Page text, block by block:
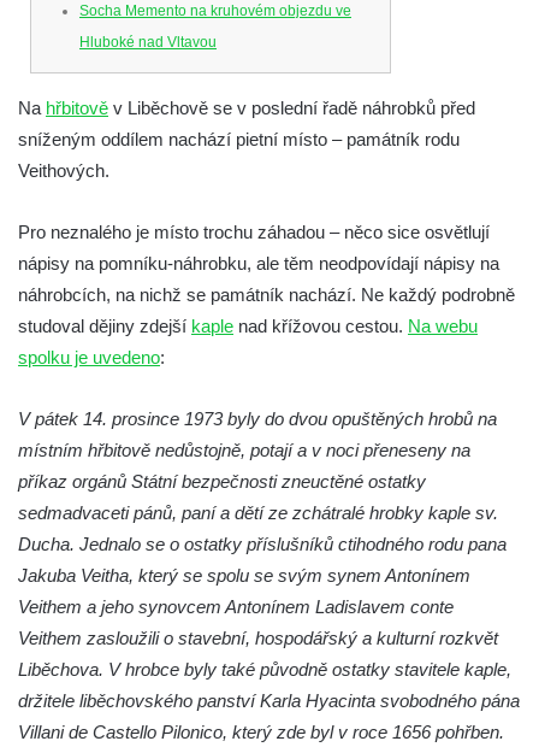
Socha Memento na kruhovém objezdu ve
Hluboké nad Vltavou
Socha Chalikotérium v ZOO Hluboká
Socha Smilodon v ZOO Hluboká
Socha Veledaněk v ZOO Hluboká
Socha Plejtvák obrovský v ZOO Hluboká
Socha Medvěd jeskynní v ZOO Hluboká
Socha Mamutí lebka v ZOO Hluboká
Socha Mamut srstnatý v ZOO Hluboká
Socha Vydry si hrají v ZOO Hluboká
Socha Přátelství v ZOO Hluboká
Socha Matka příroda v ZOO Hluboká
Socha Lišky v ZOO Hluboká
Socha Vlčice s mládětem v ZOO Hluboká
Socha Rys číhající na srnu v ZOO Hluboká
Socha Orlice v ZOO Hluboká
Socha Tygr v ZOO Hluboká
Na hřbitově v Liběchově se v poslední řadě náhrobků před
sníženým oddílem nachází pietní místo – památník rodu
Veithových.
Pro neznalého je místo trochu záhadou – něco sice osvětlují
nápisy na pomníku-náhrobku, ale těm neodpovídají nápisy na
náhrobcích, na nichž se památník nachází. Ne každý podrobně
studoval dějiny zdejší kaple nad křížovou cestou. Na webu
spolku je uvedeno:
V pátek 14. prosince 1973 byly do dvou opuštěných hrobů na
místním hřbitově nedůstojně, potají a v noci přeneseny na
příkaz orgánů Státní bezpečnosti zneuctěné ostatky
sedmadvaceti pánů, paní a dětí ze zchátralé hrobky kaple sv.
Ducha. Jednalo se o ostatky příslušníků ctihodného rodu pana
Jakuba Veitha, který se spolu se svým synem Antonínem
Veithem a jeho synovcem Antonínem Ladislavem conte
Veithem zasloužili o stavební, hospodářský a kulturní rozkvět
Liběchova. V hrobce byly také původně ostatky stavitele kaple,
držitele liběchovského panství Karla Hyacinta svobodného pána
Villani de Castello Pilonico, který zde byl v roce 1656 pohřben.